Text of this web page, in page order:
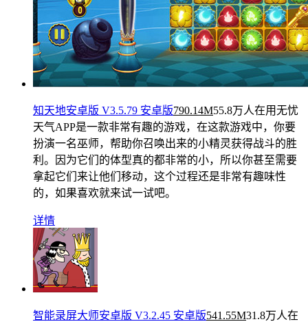
知天地安卓版 V3.5.79 安卓版790.14M55.8万人在用无忧
天气APP是一款非常有趣的游戏，在这款游戏中，你要
扮演一名巫师，帮助你召唤出来的小精灵获得战斗的胜
利。因为它们的体型真的都非常的小，所以你甚至需要
拿起它们来让他们移动，这个过程还是非常有趣味性
的，如果喜欢就来试一试吧。
详情
智能录屏大师安卓版 V3.2.45 安卓版541.55M31.8万人在